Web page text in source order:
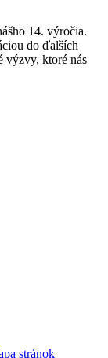
14. výročia.
do ďalších
výzvy, ktoré nás
stránok